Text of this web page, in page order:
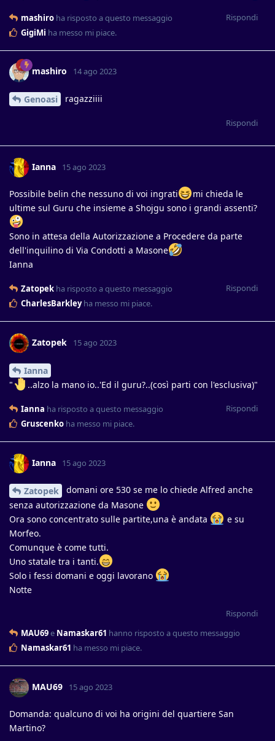
Rispondi
mashiro ha risposto a questo messaggio
GigiMi ha messo mi piace.
mashiro 14 ago 2023
Genoasi ragazziiii
Rispondi
Ianna 15 ago 2023
Possibile belin che nessuno di voi ingrati
mi chieda le
ultime sul Guru che insieme a Shojgu sono i grandi assenti?
Sono in attesa della Autorizzazione a Procedere da parte
dell'inquilino di Via Condotti a Masone
Ianna
Rispondi
Zatopek ha risposto a questo messaggio
CharlesBarkleyha messo mi piace.
Zatopek 15 ago 2023
Ianna
"
..alzo la mano io..'Ed il guru?..(così parti con l'esclusiva)"
Rispondi
Ianna ha risposto a questo messaggio
Gruscenko ha messo mi piace.
Ianna 15 ago 2023
Zatopek
domani ore 530 se me lo chiede Alfred anche
senza autorizzazione da Masone
Ora sono concentrato sulle partite,una è andata
e su
Morfeo.
Comunque è come tutti.
Uno statale tra i tanti.
Solo i fessi domani e oggi lavorano
Notte
Rispondi
MAU69e Namaskar61 hanno risposto a questo messaggio
Namaskar61 ha messo mi piace.
MAU69 15 ago 2023
Domanda: qualcuno di voi ha origini del quartiere San
Martino?